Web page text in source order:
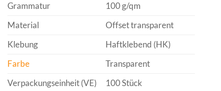
Grammatur
100 g/qm
Material
Offset transparent
Klebung
Haftklebend (HK)
Farbe
Transparent
Verpackungseinheit (VE)
100 Stück